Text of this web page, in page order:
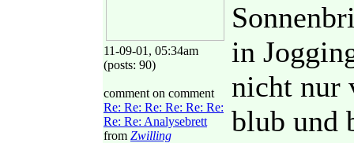
11-09-01, 05:34am
(posts: 90)
comment on comment
Re: Re: Re: Re: Re: Re:
Re: Re: Analysebrett
from Zwilling
in
nicht nur
blub und